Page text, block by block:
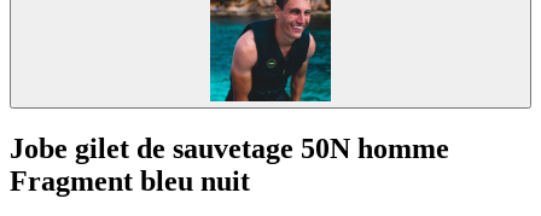
Jobe gilet de sauvetage 50N homme
Fragment bleu nuit